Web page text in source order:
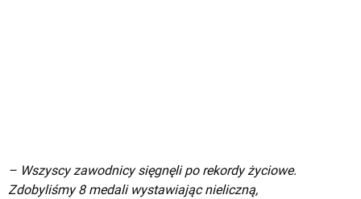
– Wszyscy zawodnicy sięgnęli po rekordy życiowe.
Zdobyliśmy 8 medali wystawiając nieliczną,